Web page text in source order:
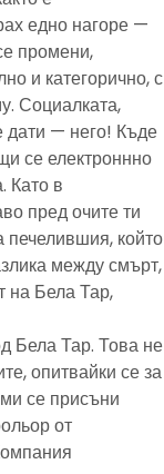
едно нагоре —
промени,
и категорично, с
Социалката,
дати — него! Къде
се електроннно
Като в
пред очите ти
който
между смърт,
на Бела Тар,
Бела Тар. Това не
опитвайки се за
се присъни
от